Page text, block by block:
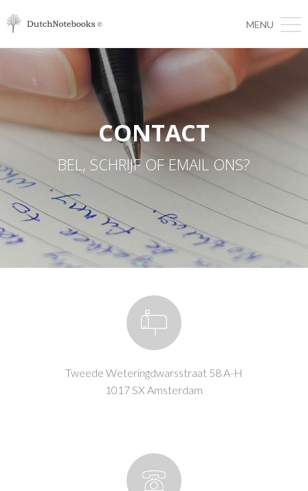
MENU
CONTACT
BEL, SCHRIJF OF EMAIL ONS?
Tweede Weteringdwarsstraat 58 A-H
1017 SX Amsterdam